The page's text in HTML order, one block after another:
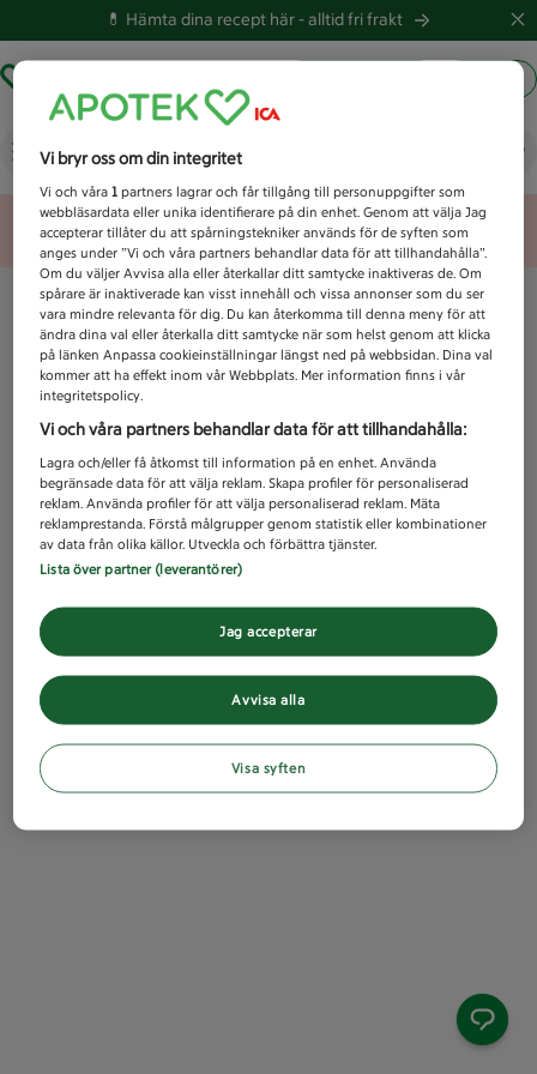
💊 Hämta dina recept här -alltid fri frakt
Vad letar du efter idag?
Unknown error
Vi bryr oss om din integritet
Vi och våra1 partners lagrar och får tillgång till personuppgifter som
webbläsardata eller unika identifierare på din enhet. Genom att välja Jag
accepterar tillåter du att spårningstekniker används för de syften som
anges under ”Vi och våra partners behandlar data för att tillhandahålla”.
Om du väljer Avvisa alla eller återkallar ditt samtycke inaktiveras de. Om
spårare är inaktiverade kan visst innehåll och vissa annonser som du ser
vara mindre relevanta för dig. Du kan återkomma till denna meny för att
ändra dina val eller återkalla ditt samtycke när som helst genom att klicka
på länken Anpassa cookieinställningar längst ned på webbsidan. Dina val
kommer att ha effekt inom vår Webbplats. Mer information finns i vår
integritetspolicy.
Vi och våra partners behandlar data för att tillhandahålla:
Lagra och/eller få åtkomst till information på en enhet. Använda
begränsade data för att välja reklam. Skapa profiler för personaliserad
reklam. Använda profiler för att välja personaliserad reklam. Mäta
reklamprestanda. Förstå målgrupper genom statistik eller kombinationer
av data från olika källor. Utveckla och förbättra tjänster.
Lista över partner (leverantörer)
Avvisa alla
Jag accepterar
Visa syften